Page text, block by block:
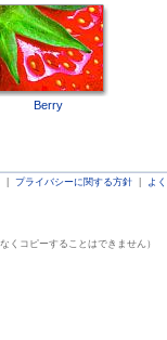
Berry
プライバシーに関する方針 よ
コピーすることはできません）